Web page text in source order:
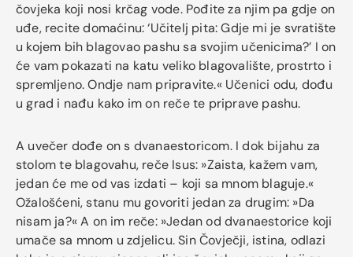
čovjeka koji nosi krčag vode. Pođite za njim pa gdje on
uđe, recite domaćinu: ‘Učitelj pita: Gdje mi je svratište
u kojem bih blagovao pashu sa svojim učenicima?’ I on
će vam pokazati na katu veliko blagovalište, prostrto i
spremljeno. Ondje nam pripravite.« Učenici odu, dođu
u grad i nađu kako im on reče te priprave pashu.
A uvečer dođe on s dvanaestoricom. I dok bijahu za
stolom te blagovahu, reče Isus: »Zaista, kažem vam,
jedan će me od vas izdati – koji sa mnom blaguje.«
Ožalošćeni, stanu mu govoriti jedan za drugim: »Da
nisam ja?« A on im reče: »Jedan od dvanaestorice koji
umače sa mnom u zdjelicu. Sin Čovječji, istina, odlazi